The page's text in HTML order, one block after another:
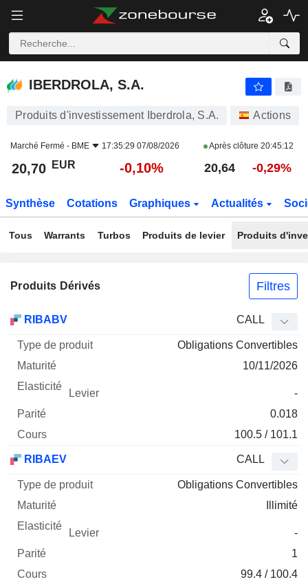
IBERDROLA, S.A.
IBERDROLA, S.A.
Produits d'investissement Iberdrola, S.A. Actions
Marché Fermé - BME 17:35:29 07/08/2026 Après clôture 20:45:12
20,70 EUR -0,10% 20,64 -0,29%
Synthèse Cotations Graphiques Actualités
Tous Warrants Turbos Produits de levier Produits
Produits Dérivés Filtres
Mnemo Type produit
Elasticité Levier Parité
RIBABV CALL
Obligations Convertibles
10/11/2026
-
0.018
100.5 / 101.1
RIBAEV CALL
Obligations Convertibles
Illimité
-
1
99.4 / 100.4